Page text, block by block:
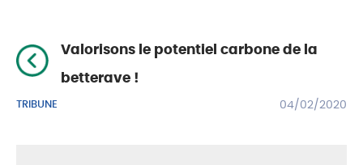
Valorisons le potentiel carbone de la
betterave !
TRIBUNE 04/02/2020